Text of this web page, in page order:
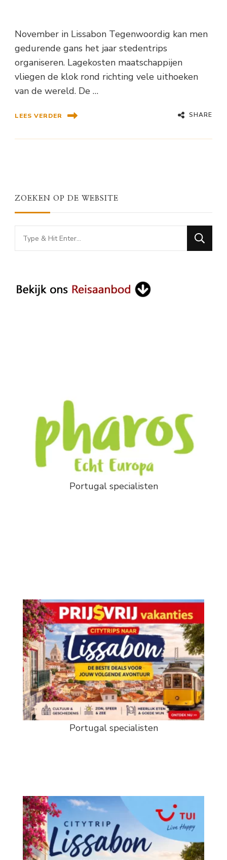
November in Lissabon Tegenwoordig kan men
gedurende gans het jaar stedentrips
organiseren. Lagekosten maatschappijen
vliegen de klok rond richting vele uithoeken
van de wereld. De …
LEES VERDER SHARE
ZOEKEN OP DE WEBSITE
Looking
for
Portugal specialisten
Portugal specialisten